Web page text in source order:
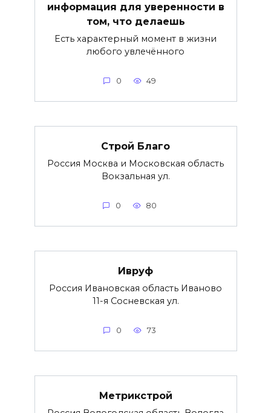
информация для уверенности в
том, что делаешь
Есть характерный момент в жизни
любого увлечённого
0 49
Строй Благо
Россия Москва и Московская область
Вокзальная ул.
0 80
Ивруф
Россия Ивановская область Иваново
11-я Сосневская ул.
0 73
Метрикстрой